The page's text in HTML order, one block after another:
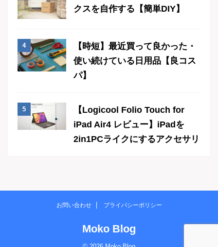
クスを自作する【簡単DIY】
【時短】最近買って良かった・
使い続けている日用品【良コス
パ】
【Logicool Folio Touch for
iPad Air4 レビュー】iPadを
2in1PCライクにするアクセサリ
お問い合わせ プライバシーポリシー
Moko Blog